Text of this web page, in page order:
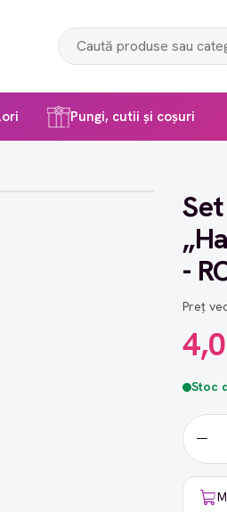
Pungi, cutii și coșuri
-
Preț
Stoc